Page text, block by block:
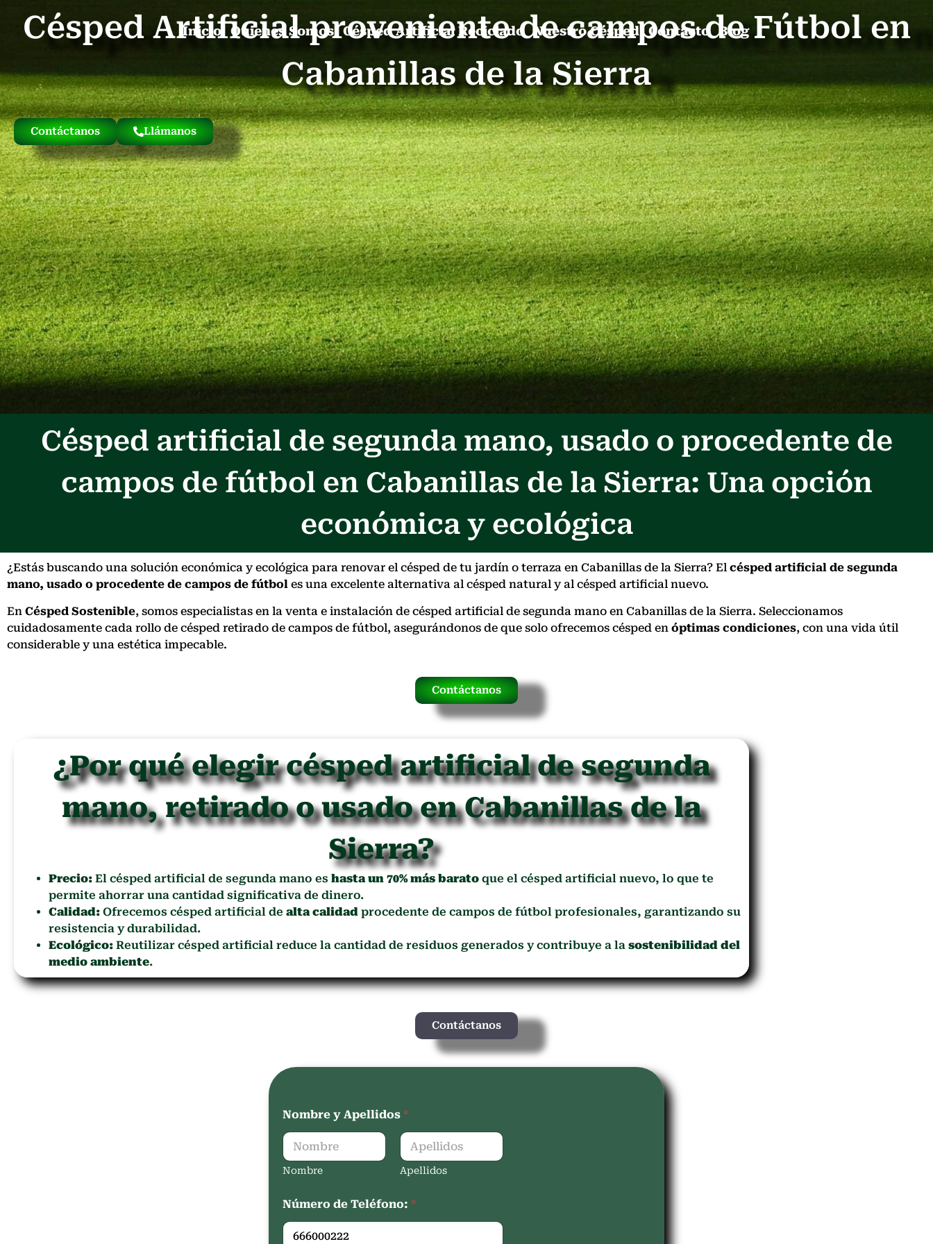
Inicio Quienes Somos Césped Artificial Reciclado Nuestro Césped Contacto Blog
Césped Artificial proveniente de campos de Fútbol en
Cabanillas de la Sierra
Contáctanos Llámanos
Césped artificial de segunda mano, usado o procedente de
campos de fútbol en Cabanillas de la Sierra: Una opción
económica y ecológica
¿Estás buscando una solución económica y ecológica para renovar el césped de tu jardín o terraza en Cabanillas de la Sierra? El césped artificial de segunda
mano, usado o procedente de campos de fútbol es una excelente alternativa al césped natural y al césped artificial nuevo.
En Césped Sostenible, somos especialistas en la venta e instalación de césped artificial de segunda mano en Cabanillas de la Sierra. Seleccionamos
cuidadosamente cada rollo de césped retirado de campos de fútbol, asegurándonos de que solo ofrecemos césped en óptimas condiciones, con una vida útil
considerable y una estética impecable.
Contáctanos
¿Por qué elegir césped artificial de segunda
mano, retirado o usado en Cabanillas de la
Sierra?
Precio: El césped artificial de segunda mano es hasta un 70% más barato que el césped artificial nuevo, lo que te
permite ahorrar una cantidad significativa de dinero.
Calidad: Ofrecemos césped artificial de alta calidad procedente de campos de fútbol profesionales, garantizando su
resistencia y durabilidad.
Ecológico: Reutilizar césped artificial reduce la cantidad de residuos generados y contribuye a la sostenibilidad del
medio ambiente.
Contáctanos
Nombre y Apellidos *
Nombre Apellidos
Número de Teléfono: *